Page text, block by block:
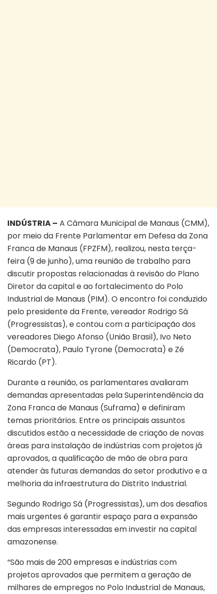
INDÚSTRIA – A Câmara Municipal de Manaus (CMM),
por meio da Frente Parlamentar em Defesa da Zona
Franca de Manaus (FPZFM), realizou, nesta terça-
feira (9 de junho), uma reunião de trabalho para
discutir propostas relacionadas à revisão do Plano
Diretor da capital e ao fortalecimento do Polo
Industrial de Manaus (PIM). O encontro foi conduzido
pelo presidente da Frente, vereador Rodrigo Sá
(Progressistas), e contou com a participação dos
vereadores Diego Afonso (União Brasil), Ivo Neto
(Democrata), Paulo Tyrone (Democrata) e Zé
Ricardo (PT).
Durante a reunião, os parlamentares avaliaram
demandas apresentadas pela Superintendência da
Zona Franca de Manaus (Suframa) e definiram
temas prioritários. Entre os principais assuntos
discutidos estão a necessidade de criação de novas
áreas para instalação de indústrias com projetos já
aprovados, a qualificação de mão de obra para
atender às futuras demandas do setor produtivo e a
melhoria da infraestrutura do Distrito Industrial.
Segundo Rodrigo Sá (Progressistas), um dos desafios
mais urgentes é garantir espaço para a expansão
das empresas interessadas em investir na capital
amazonense.
“São mais de 200 empresas e indústrias com
projetos aprovados que permitem a geração de
milhares de empregos no Polo Industrial de Manaus,